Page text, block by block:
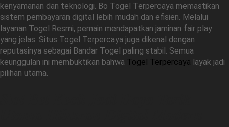
kenyamanan dan teknologi. Bo Togel Terpercaya memastikan
sistem pembayaran digital lebih mudah dan efisien. Melalui
layanan Togel Resmi, pemain mendapatkan jaminan fair play
yang jelas. Situs Togel Terpercaya juga dikenal dengan
reputasinya sebagai Bandar Togel paling stabil. Semua
keunggulan ini membuktikan bahwa Togel Terpercaya layak jadi
pilihan utama.